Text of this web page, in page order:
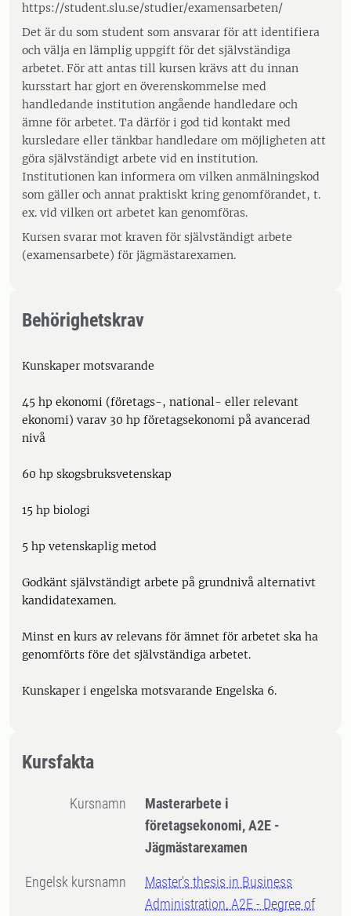
https://student.slu.se/studier/examensarbeten/
Det är du som student som ansvarar för att identifiera
och välja en lämplig uppgift för det självständiga
arbetet. För att antas till kursen krävs att du innan
kursstart har gjort en överenskommelse med
handledande institution angående handledare och
ämne för arbetet. Ta därför i god tid kontakt med
kursledare eller tänkbar handledare om möjligheten att
göra självständigt arbete vid en institution.
Institutionen kan informera om vilken anmälningskod
som gäller och annat praktiskt kring genomförandet, t.
ex. vid vilken ort arbetet kan genomföras.
Kursen svarar mot kraven för självständigt arbete
(examensarbete) för jägmästarexamen.
Behörighetskrav
Kunskaper motsvarande
45 hp ekonomi (företags-, national- eller relevant
ekonomi) varav 30 hp företagsekonomi på avancerad
nivå
60 hp skogsbruksvetenskap
15 hp biologi
5 hp vetenskaplig metod
Godkänt självständigt arbete på grundnivå alternativt
kandidatexamen.
Minst en kurs av relevans för ämnet för arbetet ska ha
genomförts före det självständiga arbetet.
Kunskaper i engelska motsvarande Engelska 6.
Kursfakta
Kursnamn
Masterarbete i
företagsekonomi, A2E -
Jägmästarexamen
Engelsk kursnamn
Master's thesis in Business
Administration, A2E - Degree of